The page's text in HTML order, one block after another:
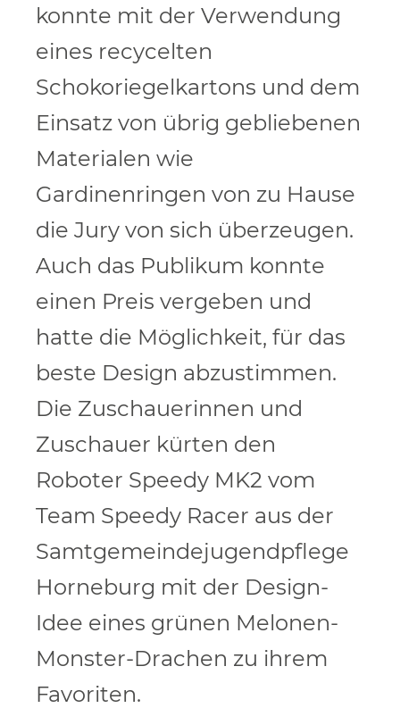
konnte mit der Verwendung
eines recycelten
Schokoriegelkartons und dem
Einsatz von übrig gebliebenen
Materialen wie
Gardinenringen von zu Hause
die Jury von sich überzeugen.
Auch das Publikum konnte
einen Preis vergeben und
hatte die Möglichkeit, für das
beste Design abzustimmen.
Die Zuschauerinnen und
Zuschauer kürten den
Roboter Speedy MK2 vom
Team Speedy Racer aus der
Samtgemeindejugendpflege
Horneburg mit der Design-
Idee eines grünen Melonen-
Monster-Drachen zu ihrem
Favoriten.